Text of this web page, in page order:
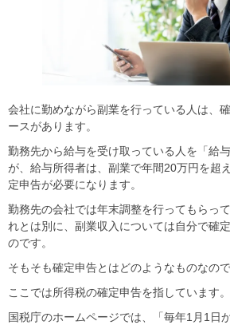
会社に勤めながら副業を行っている人は、
ースがあります。
勤務先から給与を受け取っている人を「給
が、給与所得者は、副業で年間20万円を超
定申告が必要になります。
勤務先の会社では年末調整を行ってもらっ
れとは別に、副業収入については自分で確
のです。
そもそも確定申告とはどのようなものなので
ここでは所得税の確定申告を指しています。
国税庁のホームページでは、「毎年1月1日